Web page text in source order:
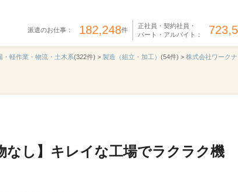
派遣のお仕事： 182,248件
正社員・契約社員・
パート・アルバイト：
・軽作業・物流・土木系(322件) > 製造（組立・加工） (54件) > 株式会社ワーク
し】キレイな工場でラクラク機